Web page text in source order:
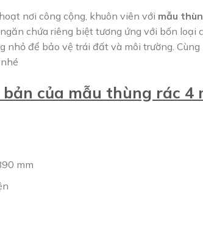
nơi công cộng, khuôn viên với mẫu
chứa riêng biệt tương ứng với bốn
nhỏ để bảo vệ trái đất và môi trường.
của mẫu thùng rác 4
mm